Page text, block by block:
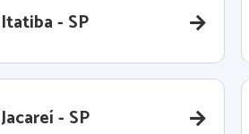
Itatiba - SP
Jacareí - SP